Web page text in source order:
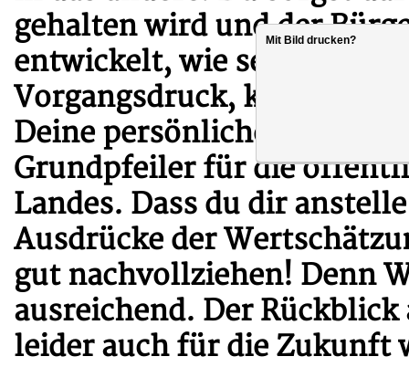
gehalten wird und der
entwickelt, wie sehr du
Vorgangsdruck, kaum
Deine persönliche
Grundpfeiler für die
Landes. Dass du dir
Ausdrücke der
gut nachvollziehen! Denn
ausreichend. Der Rückblick
leider auch für die Zukunft
Mit Bild drucken?